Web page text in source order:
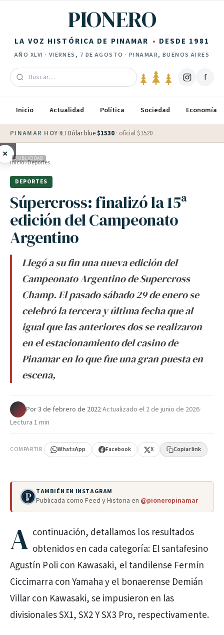
PIONERO
LA VOZ HISTÓRICA DE PINAMAR DESDE 1981
AÑO XLVI · VIERNES, 7 DE AGOSTO · PINAMAR, BUENOS AIRES
f
Inicio Actualidad Política Sociedad Economía
PINAMAR HOY·💵 Dólar blue $1530 · oficial $1520
× PUBLICIDAD
Inicio›Deportes
DEPORTES
Súpercross: finalizó la 15ª
edición del Campeonato
Argentino
Llegó a su fin una nueva edición del
Campeonato Argentino de Supercross
Champ. El pasado sábado 29 de enero se
celebró la tercera y última fecha que al
igual que las anteriores dos se realizaron
en el estacionamiento del casino de
Pinamar en lo que fue una gran puesta en
escena,
Por·3 de febrero de 2022·Actualizado el 2 de junio de 2026·
Lectura 1 min
COMPARTIR WhatsApp Facebook X Copiar link
TAMBIÉN EN INSTAGRAM
Publicada como Feed y Historia en @pioneropinamar
A continuación, detallamos los resultados
obtenidos en cada categoría: El santafesino
Agustín Poli con Kawasaki, el tandilense Fermín
Ciccimarra con Yamaha y el bonaerense Demián
Villar con Kawasaki, se impusieron en las
divisionales SX1, SX2 Y SX3 Pro, respectivamente.